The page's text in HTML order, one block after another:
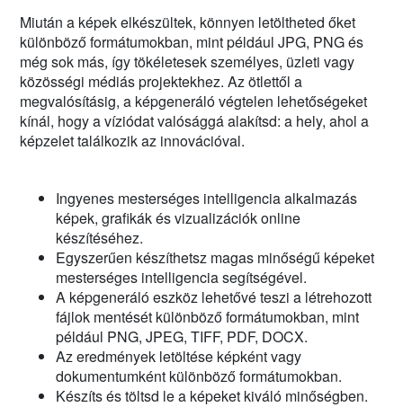
Miután a képek elkészültek, könnyen letöltheted őket
különböző formátumokban, mint például JPG, PNG és
még sok más, így tökéletesek személyes, üzleti vagy
közösségi médiás projektekhez. Az ötlettől a
megvalósításig, a képgeneráló végtelen lehetőségeket
kínál, hogy a víziódat valósággá alakítsd: a hely, ahol a
képzelet találkozik az innovációval.
Ingyenes mesterséges intelligencia alkalmazás
képek, grafikák és vizualizációk online
készítéséhez.
Egyszerűen készíthetsz magas minőségű képeket
mesterséges intelligencia segítségével.
A képgeneráló eszköz lehetővé teszi a létrehozott
fájlok mentését különböző formátumokban, mint
például PNG, JPEG, TIFF, PDF, DOCX.
Az eredmények letöltése képként vagy
dokumentumként különböző formátumokban.
Készíts és töltsd le a képeket kiváló minőségben.